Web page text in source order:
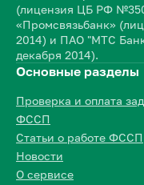
(лицензия ЦБ РФ
«Промсвязьбанк»
2014) и ПАО "МТС
декабря 2014).
Основные разделы
Проверка и оплата
ФССП
Статьи о работе ФССП
Новости
О сервисе